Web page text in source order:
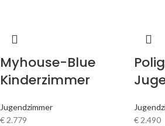
Myhouse-Blue
Kinderzimmer
Jugendzimmer
€2.779
€2.490